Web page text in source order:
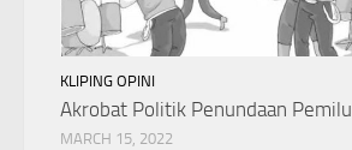
KLIPING OPINI
Akrobat Politik Penundaan Pemilu
MARCH 15, 2022